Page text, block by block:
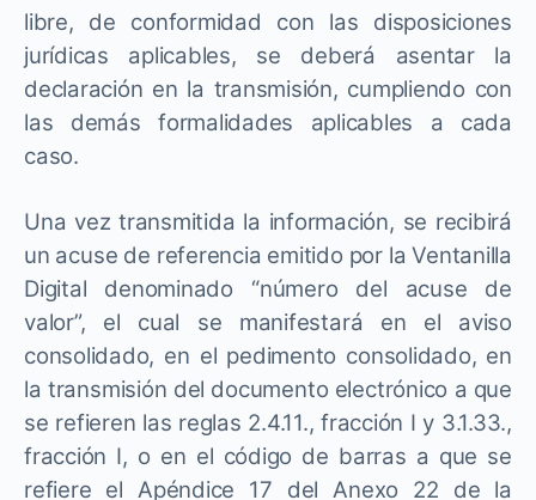
libre, de conformidad con las disposiciones
jurídicas aplicables, se deberá asentar la
declaración en la transmisión, cumpliendo con
las demás formalidades aplicables a cada
caso.
Una vez transmitida la información, se recibirá
un acuse de referencia emitido por la Ventanilla
Digital denominado “número del acuse de
valor”, el cual se manifestará en el aviso
consolidado, en el pedimento consolidado, en
la transmisión del documento electrónico a que
se refieren las reglas 2.4.11., fracción I y 3.1.33.,
fracción I, o en el código de barras a que se
refiere el Apéndice 17 del Anexo 22 de la